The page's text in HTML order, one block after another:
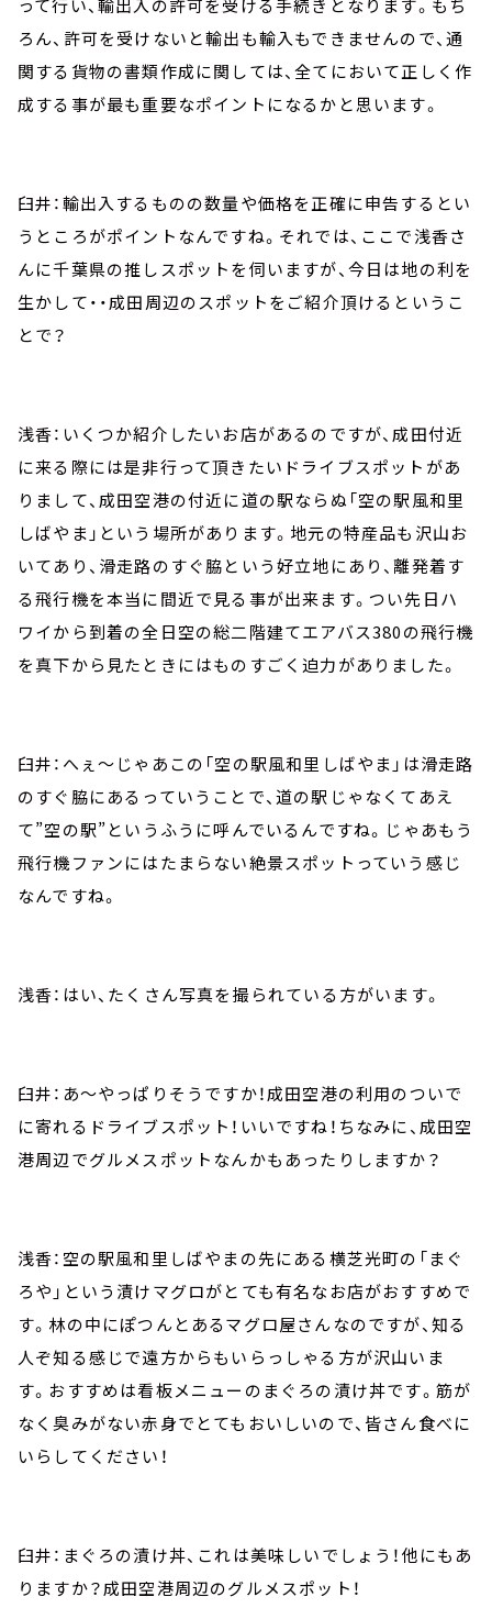
って行い、輸出入の許可を受ける手続きとなります。もち
ろん、許可を受けないと輸出も輸入もできませんので、通
関する貨物の書類作成に関しては、全てにおいて正しく作
成する事が最も重要なポイントになるかと思います。
臼井：輸出入するものの数量や価格を正確に申告するとい
うところがポイントなんですね。それでは、ここで浅香さ
んに千葉県の推しスポットを伺いますが、今日は地の利を
生かして・・成田周辺のスポットをご紹介頂けるというこ
とで？
浅香：いくつか紹介したいお店があるのですが、成田付近
に来る際には是非行って頂きたいドライブスポットがあ
りまして、成田空港の付近に道の駅ならぬ「空の駅風和里
しばやま」という場所があります。地元の特産品も沢山お
いてあり、滑走路のすぐ脇という好立地にあり、離発着す
る飛行機を本当に間近で見る事が出来ます。つい先日ハ
ワイから到着の全日空の総二階建てエアバス380の飛行機
を真下から見たときにはものすごく迫力がありました。
臼井：へぇ～じゃあこの「空の駅風和里しばやま」は滑走路
のすぐ脇にあるっていうことで、道の駅じゃなくてあえ
て”空の駅”というふうに呼んでいるんですね。じゃあもう
飛行機ファンにはたまらない絶景スポットっていう感じ
なんですね。
浅香：はい、たくさん写真を撮られている方がいます。
臼井：あ～やっぱりそうですか！成田空港の利用のついで
に寄れるドライブスポット！いいですね！ちなみに、成田空
港周辺でグルメスポットなんかもあったりしますか？
浅香：空の駅風和里しばやまの先にある横芝光町の「まぐ
ろや」という漬けマグロがとても有名なお店がおすすめで
す。林の中にぽつんとあるマグロ屋さんなのですが、知る
人ぞ知る感じで遠方からもいらっしゃる方が沢山いま
す。おすすめは看板メニューのまぐろの漬け丼です。筋が
なく臭みがない赤身でとてもおいしいので、皆さん食べに
いらしてください！
臼井：まぐろの漬け丼、これは美味しいでしょう！他にもあ
りますか？成田空港周辺のグルメスポット！